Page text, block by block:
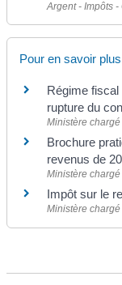
Argent - Impôts
Pour en savoir plus
Régime
rupture du
Ministère
Brochure
revenus de
Ministère
Impôt sur le
Ministère